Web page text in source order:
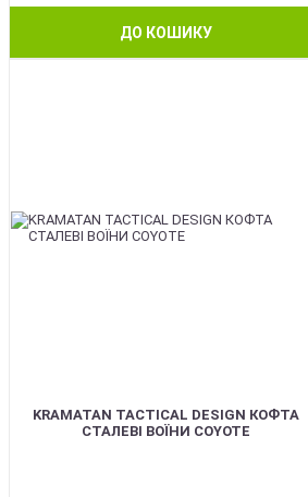
ДО КОШИКУ
KRAMATAN TACTICAL DESIGN КОФТА
СТАЛЕВІ ВОЇНИ COYOTE